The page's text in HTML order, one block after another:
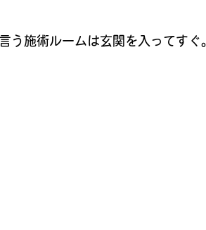
う施術ルームは玄関を入ってすぐ